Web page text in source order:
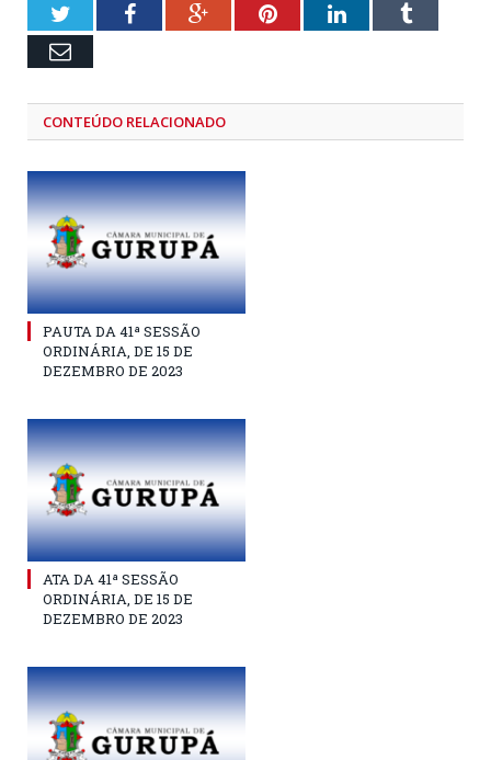
TwitterFacebookGoogle+PinterestLinkedInTumblr
Email
CONTEÚDO RELACIONADO
PAUTA DA 41ª SESSÃO
ORDINÁRIA, DE 15 DE
DEZEMBRO DE 2023
ATA DA 41ª SESSÃO
ORDINÁRIA, DE 15 DE
DEZEMBRO DE 2023